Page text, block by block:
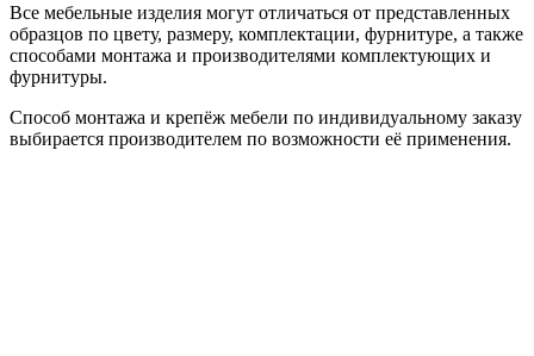
Все мебельные изделия могут отличаться от представленных
образцов по цвету, размеру, комплектации, фурнитуре, а также
способами монтажа и производителями комплектующих и
фурнитуры.
Способ монтажа и крепёж мебели по индивидуальному заказу
выбирается производителем по возможности её применения.